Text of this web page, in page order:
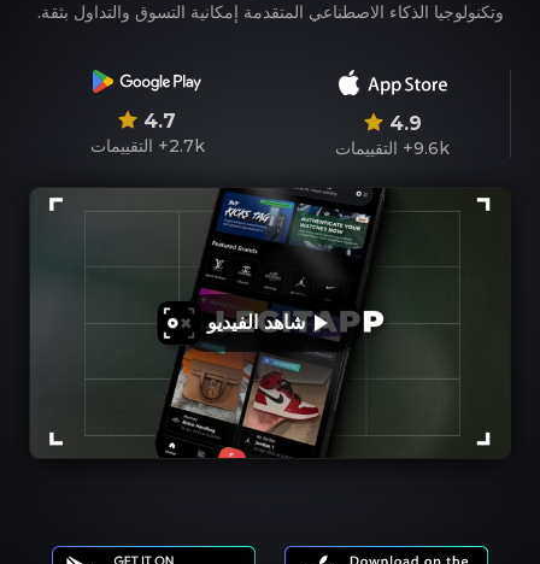
وتكنولوجيا الذكاء الاصطناعي المتقدمة إمكانية التسوق والتداول بثقة.
4.9
9.6k+ التقييمات
4.7
2.7k+ التقييمات
شاهد الفيديو